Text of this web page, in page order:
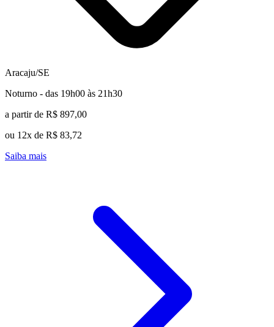
Aracaju/SE
Noturno - das 19h00 às 21h30
a partir de R$ 897,00
ou 12x de R$ 83,72
Saiba mais